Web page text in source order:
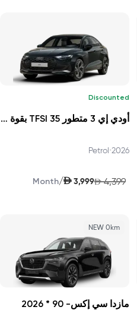
Discounted
أودي إي 3 متطور 35 TFSI بقوة 150 حصانًا 2026
2026
•
Petrol
AED 4,399
AED 3,999
/
Month
NEW 0km
مازدا سي إكس- 90 * 2026